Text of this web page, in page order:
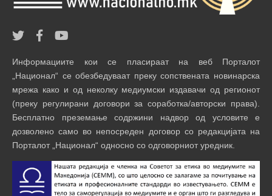
Информациите кои се пласираат на веб Порталот
„Национал“ се обезбедуваат преку сопствената новинарска
мрежа како и од неколку медиумски издавачи од регионот
(преку регулирани договори за соработка/авторски права).
Бесплатно преземање содржини надвор од условите е
дозволено само во непосреден договор со редакцијата на
Порталот „Национал“ односно со одговорниот уредник.